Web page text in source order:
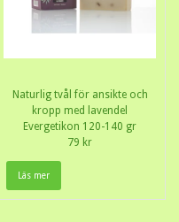
Naturlig tvål för ansikte och
kropp med lavendel
Evergetikon 120-140 gr
79 kr
Läs mer